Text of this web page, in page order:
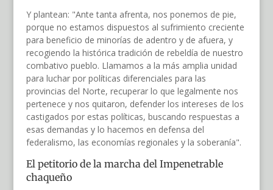
Y plantean: "Ante tanta afrenta, nos ponemos de pie,
porque no estamos dispuestos al sufrimiento creciente
para beneficio de minorías de adentro y de afuera, y
recogiendo la histórica tradición de rebeldía de nuestro
combativo pueblo. Llamamos a la más amplia unidad
para luchar por políticas diferenciales para las
provincias del Norte, recuperar lo que legalmente nos
pertenece y nos quitaron, defender los intereses de los
castigados por estas políticas, buscando respuestas a
esas demandas y lo hacemos en defensa del
federalismo, las economías regionales y la soberanía".
El petitorio de la marcha del Impenetrable
chaqueño